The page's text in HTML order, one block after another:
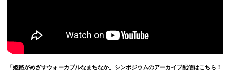
「姫路がめざすウォーカブルなまちなか」シンポジウムのアーカイブ配信はこちら！